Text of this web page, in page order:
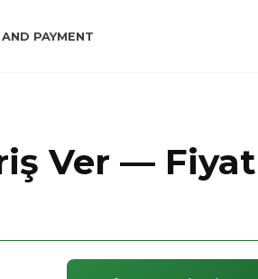
PAYMENT
Ver —